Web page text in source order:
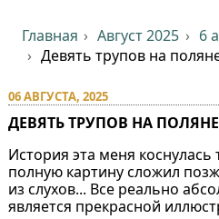
Главная Август 2025
6
Девять трупов на
06 АВГУСТА, 2025
ДЕВЯТЬ ТРУПОВ НА ПОЛЯНЕ⁠⁠
История эта меня
полную картину сложил
из слухов... Все реально
является прекрасной